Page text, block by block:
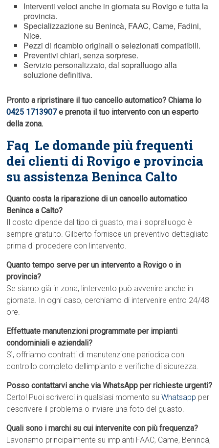
Interventi veloci anche in giornata su Rovigo e tutta la
provincia.
Specializzazione su Benincà, FAAC, Came, Fadini,
Nice.
Pezzi di ricambio originali o selezionati compatibili.
Preventivi chiari, senza sorprese.
Servizio personalizzato, dal sopralluogo alla
soluzione definitiva.
Pronto a ripristinare il tuo cancello automatico? Chiama lo
0425 1713907e prenota il tuo intervento con un esperto
della zona.
Faq  Le domande più frequenti
dei clienti di Rovigo e provincia
su assistenza Beninca Calto
Quanto costa la riparazione di un cancello automatico
Beninca a Calto?
Il costo dipende dal tipo di guasto, ma il sopralluogo è
sempre gratuito. Gilberto fornisce un preventivo dettagliato
prima di procedere con lintervento.
Quanto tempo serve per un intervento a Rovigo o in
provincia?
Se siamo già in zona, lintervento può avvenire anche in
giornata. In ogni caso, cerchiamo di intervenire entro 24/48
ore.
Effettuate manutenzioni programmate per impianti
condominiali e aziendali?
Sì, offriamo contratti di manutenzione periodica con
controllo completo dellimpianto e verifiche di sicurezza.
Posso contattarvi anche via WhatsApp per richieste urgenti?
Certo! Puoi scriverci in qualsiasi momento suWhatsapp per
descrivere il problema o inviare una foto del guasto.
Quali sono i marchi su cui intervenite con più frequenza?
Lavoriamo principalmente su impianti FAAC, Came, Benincà,